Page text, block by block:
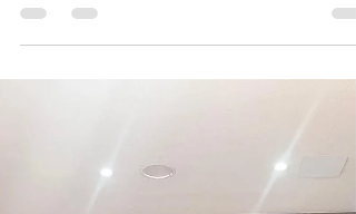
５月土の根ブログ【青木ヶ原樹
海＆洞窟探検】
ています！今回は５月の土の根について書いてい
きます！ まず初めにアイスブレイクを２つしま